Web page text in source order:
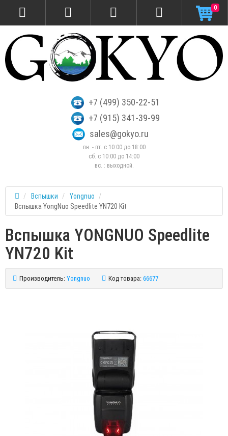
+7 (499) 350-22-51
+7 (915) 341-39-99
sales@gokyo.ru
пн. - пт. с 10:00 до 18:00
сб. c 10:00 до 14:00
вс. : выходной.
0
Вспышки
Yongnuo
Вспышка YongNuo Speedlite YN720 Kit
Вспышка YONGNUO Speedlite
YN720 Kit
Производитель: Yongnuo Код товара: 66677